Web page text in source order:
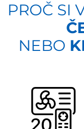
PROČ SI
NEBO